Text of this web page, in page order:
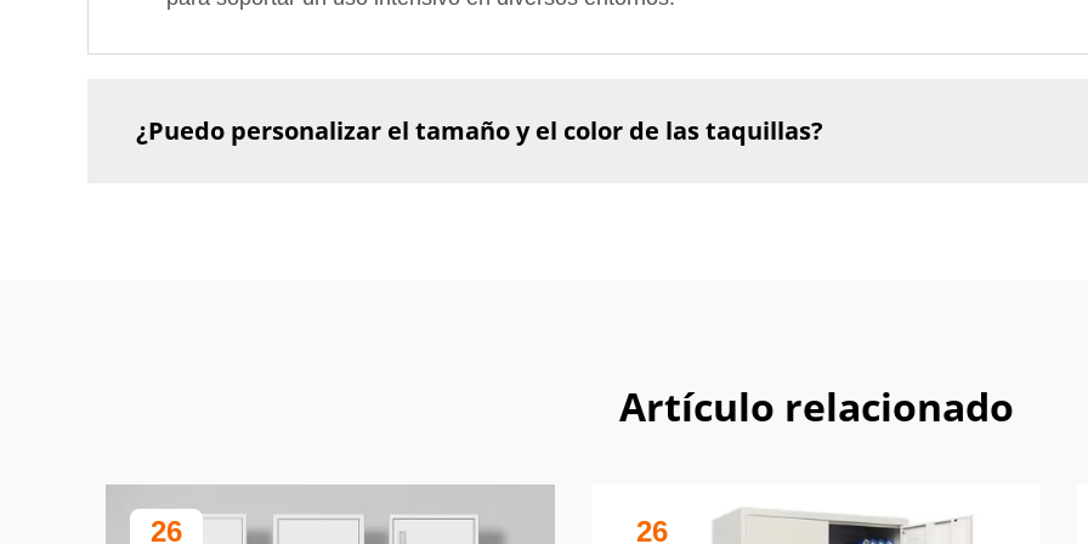
¿Puedo personalizar el tamaño y el color de las taquillas?
Artículo relacionado
26 26